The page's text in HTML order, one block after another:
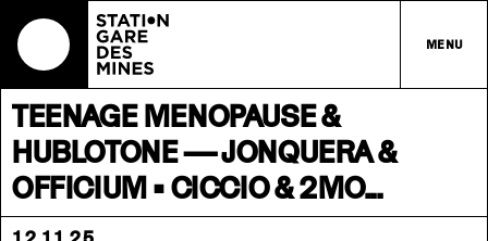
MENU
TEENAGE MENOPAUSE &
HUBLOTONE — JONQUERA &
OFFICIUM • CICCIO & 2MO...